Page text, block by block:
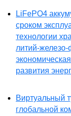
LiFePO4
сроком
технологии
литий-
развития
Виртуальный
глобальной